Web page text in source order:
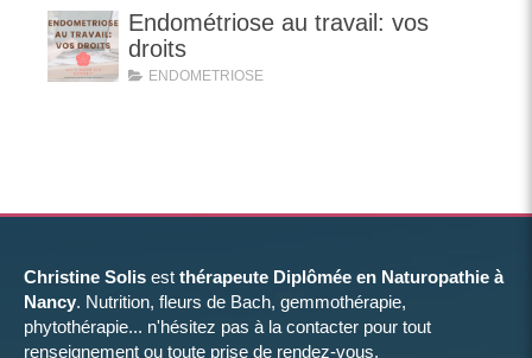
Endométriose au travail: vos
droits
ENDOMETRIOSE
Christine Solis est thérapeute Diplômée en Naturopathie à
Nancy. Nutrition, fleurs de Bach, gemmothérapie,
phytothérapie... n'hésitez pas à la contacter pour tout
renseignement ou toute prise de rendez-vous.